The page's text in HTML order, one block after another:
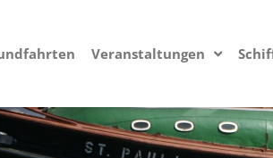
Veranstaltungen